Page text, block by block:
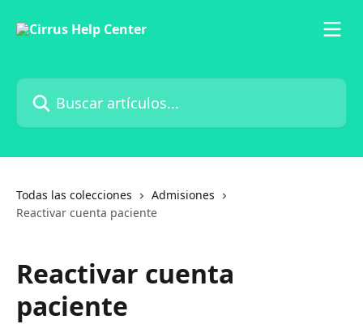
Buscar artículos...
Todas las colecciones
Admisiones
Reactivar cuenta paciente
Reactivar cuenta
paciente